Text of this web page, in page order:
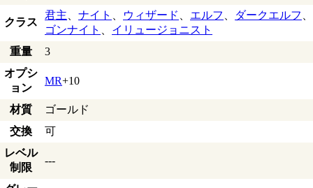
クラス
君主 ナイト ウィザード エルフ ダークエルフ
ゴンナイト
イリュージョニスト
重量
3
オプシ
ョン
MR+10
材質
ゴールド
交換
可
レベル
制限
---